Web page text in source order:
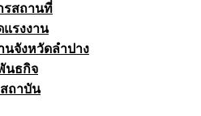
รสถานที่
รงงาน
จังหวัดลำปาง
นธกิจ
ถาบัน